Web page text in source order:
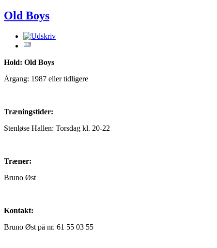
Old Boys
Hold: Old Boys
Årgang: 1987 eller tidligere
Træningstider:
Stenløse Hallen: Torsdag kl. 20-22
Træner:
Bruno Øst
Kontakt:
Bruno Øst på nr. 61 55 03 55